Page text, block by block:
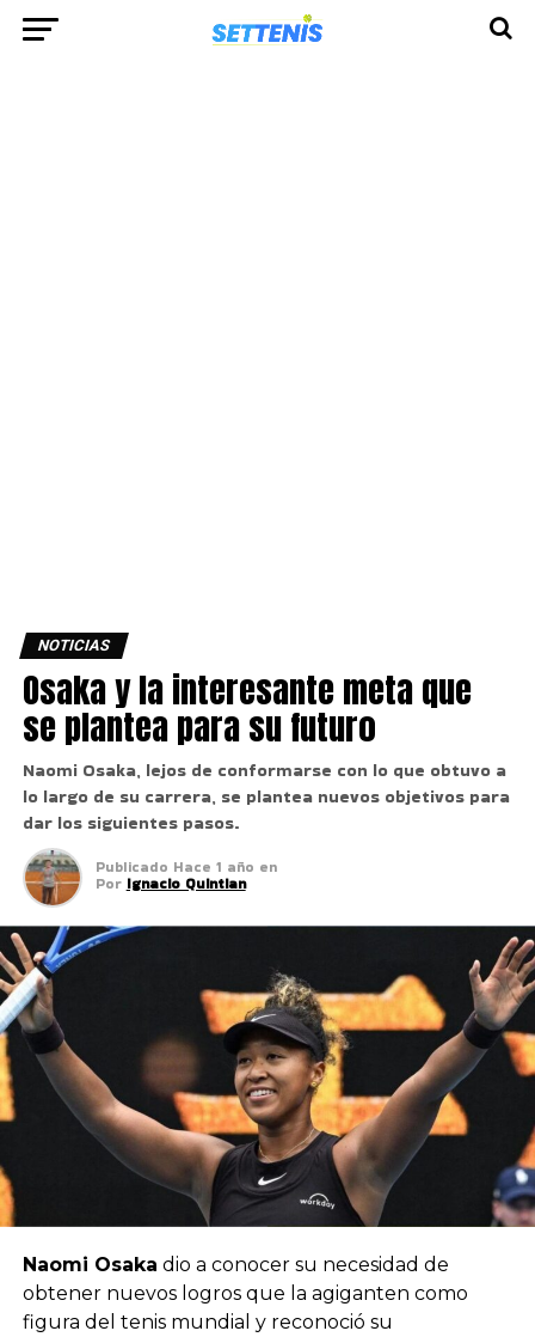
NOTICIAS
Osaka y la interesante meta que
se plantea para su futuro
Naomi Osaka, lejos de conformarse con lo que obtuvo a
lo largo de su carrera, se plantea nuevos objetivos para
dar los siguientes pasos.
Publicado Hace 1 año en
Por Ignacio Quintian
Naomi Osaka dio a conocer su necesidad de
obtener nuevos logros que la agiganten como
figura del tenis mundial y reconoció su